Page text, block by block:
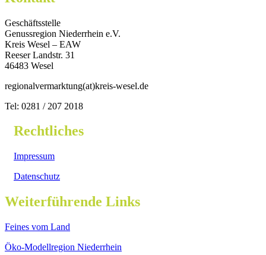
Geschäftsstelle
Genussregion Niederrhein e.V.
Kreis Wesel – EAW
Reeser Landstr. 31
46483 Wesel
regionalvermarktung(at)kreis-wesel.de
Tel: 0281 / 207 2018
Rechtliches
Impressum
Datenschutz
Weiterführende Links
Feines vom Land
Öko-Modellregion Niederrhein